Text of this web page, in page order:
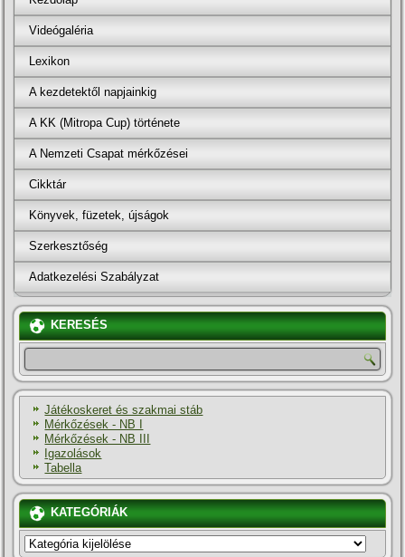
Videógaléria
Lexikon
A kezdetektől napjainkig
A KK (Mitropa Cup) története
A Nemzeti Csapat mérkőzései
Cikktár
Könyvek, füzetek, újságok
Szerkesztőség
Adatkezelési Szabályzat
KERESÉS
Játékoskeret és szakmai stáb
Mérkőzések - NB I
Mérkőzések - NB III
Igazolások
Tabella
KATEGÓRIÁK
KATEGÓRIÁK